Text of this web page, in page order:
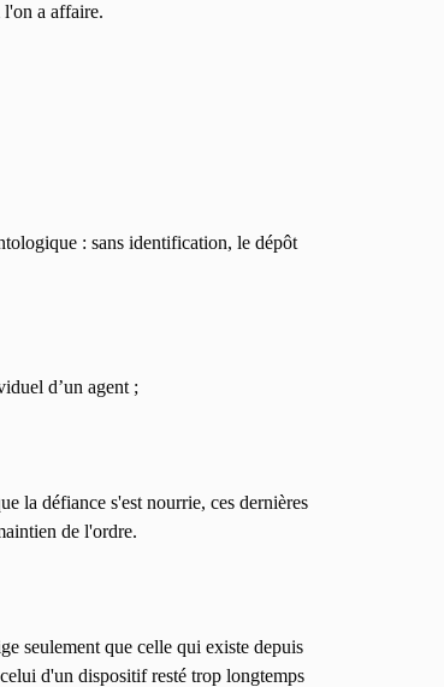
l'on a affaire.
: sans identification, le dépôt
d’un agent ;
la défiance s'est nourrie, ces dernières
de l'ordre.
seulement que celle qui existe depuis
d'un dispositif resté trop longtemps